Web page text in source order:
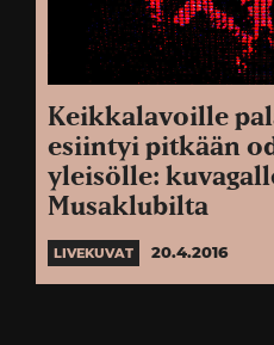
Keikkalavoille
esiintyi pitkään
yleisölle:
Musaklubilta
LIVEKUVAT 20.4.2016